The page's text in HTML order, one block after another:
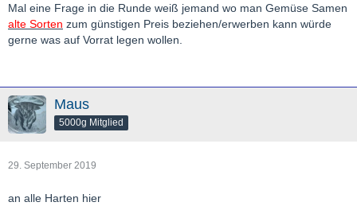
Mal eine Frage in die Runde weiß jemand wo man Gemüse Samen
alte Sorten zum günstigen Preis beziehen/erwerben kann würde
gerne was auf Vorrat legen wollen.
Maus
5000g Mitglied
29. September 2019
an alle Harten hier